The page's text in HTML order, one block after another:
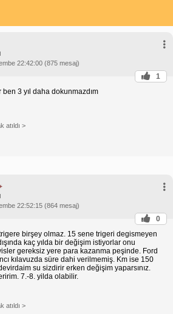
22:42:00 (875 mesaj)
1
3 yıl daha dokunmazdım
atıldı >
22:52:15 (864 mesaj)
0
birşey olmaz. 15 sene trigeri degismeyen
kaç yılda bir değişim istiyorlar onu
gereksiz yere para kazanma peşinde. Ford
kılavuzda süre dahi verilmemiş. Km ise 150
su sizdirir erken değişim yaparsınız.
7.-8. yilda olabilir.
atıldı >